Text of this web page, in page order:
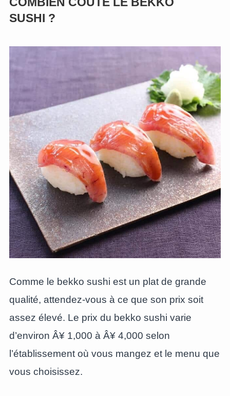
SUSHI ?
Comme le bekko sushi est un plat de grande
qualité, attendez-vous à ce que son prix soit
assez élevé. Le prix du bekko sushi varie
d’environ Â¥ 1,000 à Â¥ 4,000 selon
l’établissement où vous mangez et le menu que
vous choisissez.